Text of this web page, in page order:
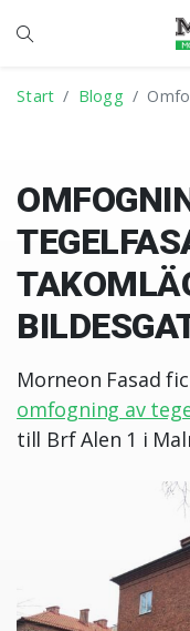
Start Blogg
Morneon Fasad
omfogning av
till Brf Alen 1 i